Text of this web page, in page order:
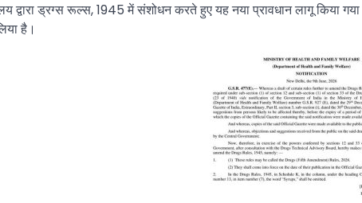
द्वारा ड्रग्स रूल्स, 1945 में संशोधन करते हुए यह नया प्रावधान लागू
है।